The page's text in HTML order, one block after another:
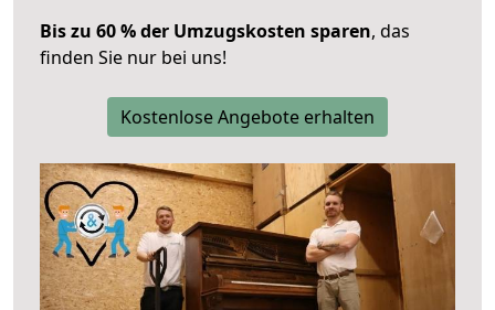
Bis zu 60 % der Umzugskosten sparen, das
finden Sie nur bei uns!
Kostenlose Angebote erhalten